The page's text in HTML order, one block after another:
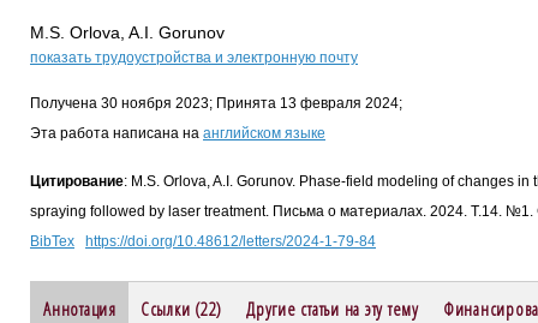
M.S. Orlova, A.I. Gorunov
показать трудоустройства и электронную почту
Получена 30 ноября 2023; Принята 13 февраля 2024;
Эта работа написана на английском языке
Цитирование: M.S. Orlova, A.I. Gorunov. Phase-field modeling of changes
spraying followed by laser treatment. Письма о материалах. 2024. Т.14.
BibTex
https://doi.org/10.48612/letters/2024-1-79-84
Аннотация Ссылки (22) Другие статьи на эту тему